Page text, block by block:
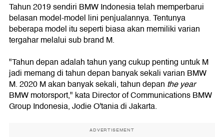
Tahun 2019 sendiri BMW Indonesia telah memperbarui
belasan model-model lini penjualannya. Tentunya
beberapa model itu seperti biasa akan memiliki varian
tergahar melalui sub brand M.
"Tahun depan adalah tahun yang cukup penting untuk M
jadi memang di tahun depan banyak sekali varian BMW
M. 2020 M akan banyak sekali, tahun depan the year
BMW motorsport," kata Director of Communications BMW
Group Indonesia, Jodie O'tania di Jakarta.
ADVERTISEMENT